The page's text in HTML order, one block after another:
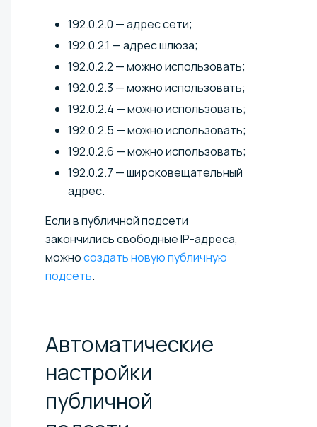
192.0.2.0 — адрес сети;
192.0.2.1 — адрес шлюза;
192.0.2.2 — можно использовать;
192.0.2.3 — можно использовать;
192.0.2.4 — можно использовать;
192.0.2.5 — можно использовать;
192.0.2.6 — можно использовать;
192.0.2.7 — широковещательный
адрес.
Если в публичной подсети
закончились свободные IP-адреса,
можносоздать новую публичную
подсеть.
Автоматические
настройки
публичной